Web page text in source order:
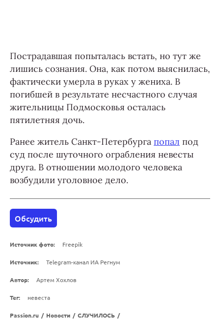
Пострадавшая попыталась встать, но тут же
лишись сознания. Она, как потом выяснилась,
фактически умерла в руках у жениха. В
погибшей в результате несчастного случая
жительницы Подмосковья осталась
пятилетняя дочь.
Ранее житель Санкт-Петербурга попал под
суд после шуточного ограбления невесты
друга. В отношении молодого человека
возбудили уголовное дело.
Обсудить
Источник фото: Freepik
Источник: Telegram-канал ИА Регнум
Автор: Артем Хохлов
Тег: невеста
Passion.ru / Новости / СЛУЧИЛОСЬ /